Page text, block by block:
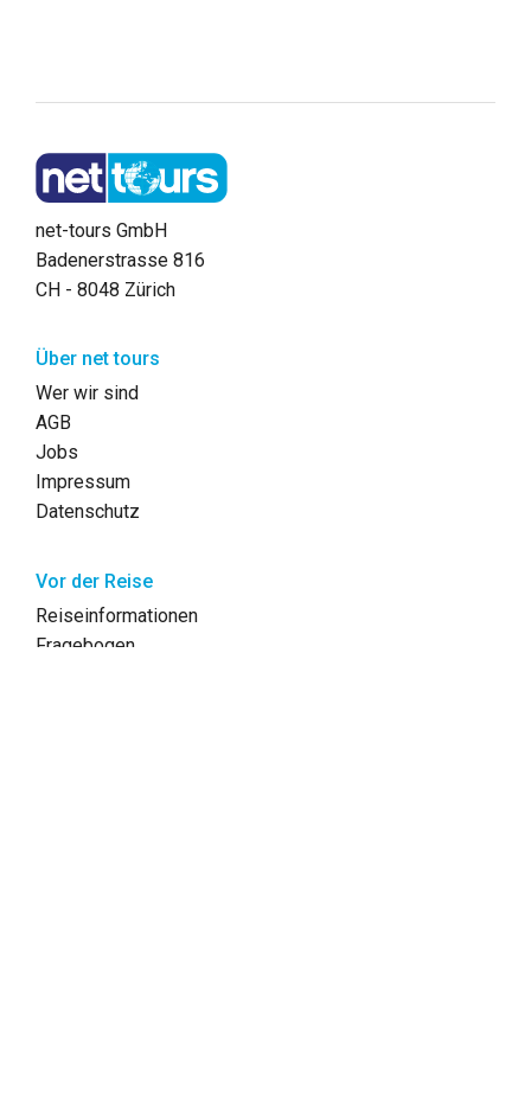
net-tours GmbH
Badenerstrasse 816
CH - 8048 Zürich
Über net tours
Wer wir sind
AGB
Jobs
Impressum
Datenschutz
Vor der Reise
Reiseinformationen
Fragebogen